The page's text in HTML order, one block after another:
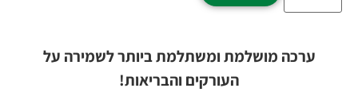
ערכה מושלמת ומשתלמת ביותר לשמירה על
העורקים והבריאות!